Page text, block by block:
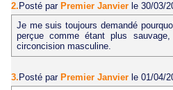
2. Posté par Premier Janvier le 30/03/
Je me suis toujours demandé
perçue comme étant plus
circoncision masculine.
3.Posté par Premier Janvier le 01/04/